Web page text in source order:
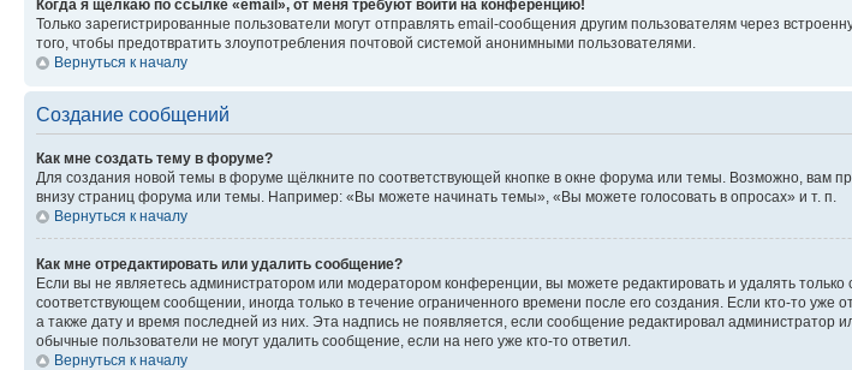
Когда я щёлкаю по ссылке «email», от меня требуют войти на конференцию!
Только зарегистрированные пользователи могут отправлять email-сообщения другим пользователям через
того, чтобы предотвратить злоупотребления почтовой системой анонимными пользователями.
Вернуться к началу
Создание сообщений
Как мне создать тему в форуме?
Для создания новой темы в форуме щёлкните по соответствующей кнопке в окне форума или темы. Возможно, вам
внизу страниц форума или темы. Например: «Вы можете начинать темы», «Вы можете голосовать в опросах» и т. п.
Вернуться к началу
Как мне отредактировать или удалить сообщение?
Если вы не являетесь администратором или модератором конференции, вы можете редактировать и удалять
соответствующем сообщении, иногда только в течение ограниченного времени после его создания. Если кто-то
а также дату и время последней из них. Эта надпись не появляется, если сообщение редактировал
обычные пользователи не могут удалить сообщение, если на него уже кто-то ответил.
Вернуться к началу